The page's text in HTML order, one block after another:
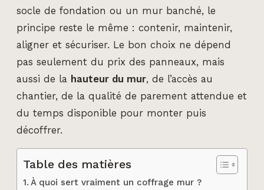
socle de fondation ou un mur banché, le
principe reste le même : contenir, maintenir,
aligner et sécuriser. Le bon choix ne dépend
pas seulement du prix des panneaux, mais
aussi de la hauteur du mur, de l’accès au
chantier, de la qualité de parement attendue et
du temps disponible pour monter puis
décoffrer.
Table des matières
À quoi sert vraiment un coffrage mur ?